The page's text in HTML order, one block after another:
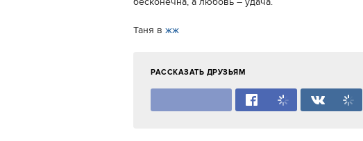
Таня в жж
РАССКАЗАТЬ ДРУЗЬЯМ